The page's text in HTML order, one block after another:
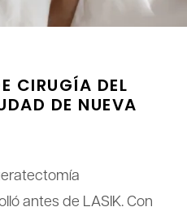
CIRUGÍA DEL
DE NUEVA
antes de LASIK. Con